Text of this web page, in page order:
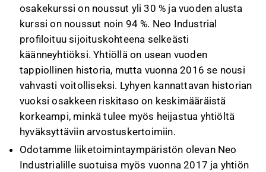
osakekurssi on noussut yli 30 % ja vuoden alusta
kurssi on noussut noin 94 %. Neo Industrial
profiloituu sijoituskohteena selkeästi
käänneyhtiöksi. Yhtiöllä on usean vuoden
tappiollinen historia, mutta vuonna 2016 se nousi
vahvasti voitolliseksi. Lyhyen kannattavan historian
vuoksi osakkeen riskitaso on keskimääräistä
korkeampi, minkä tulee myös heijastua yhtiöltä
hyväksyttäviin arvostuskertoimiin.
Odotamme liiketoimintaympäristön olevan Neo
Industrialille suotuisa myös vuonna 2017 ja yhtiön